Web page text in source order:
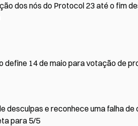
dos nós do Protocol 23 até o fim
define 14 de maio para votação de
desculpas e reconhece uma falha
para 5/5